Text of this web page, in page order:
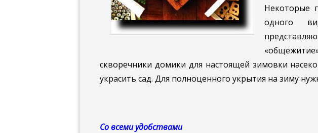
Некоторые
одного
скворечники домики для настоящей зимовки
украсить сад. Для полноценного укрытия на зиму
Со всеми удобствами